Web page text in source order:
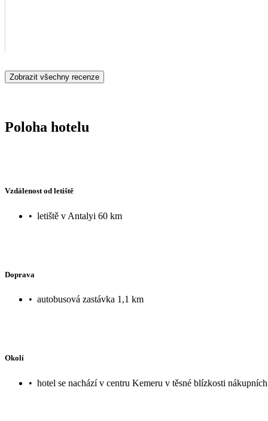
Zobrazit všechny recenze
Poloha hotelu
Vzdálenost od letiště
• letiště v Antalyi 60 km
Doprava
• autobusová zastávka 1,1 km
Okolí
• hotel se nachází v centru Kemeru v těsné blízkosti